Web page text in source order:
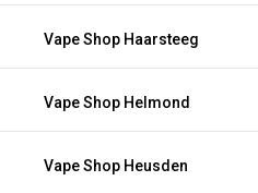
Vape Shop Haarsteeg
Vape Shop Helmond
Vape Shop Heusden